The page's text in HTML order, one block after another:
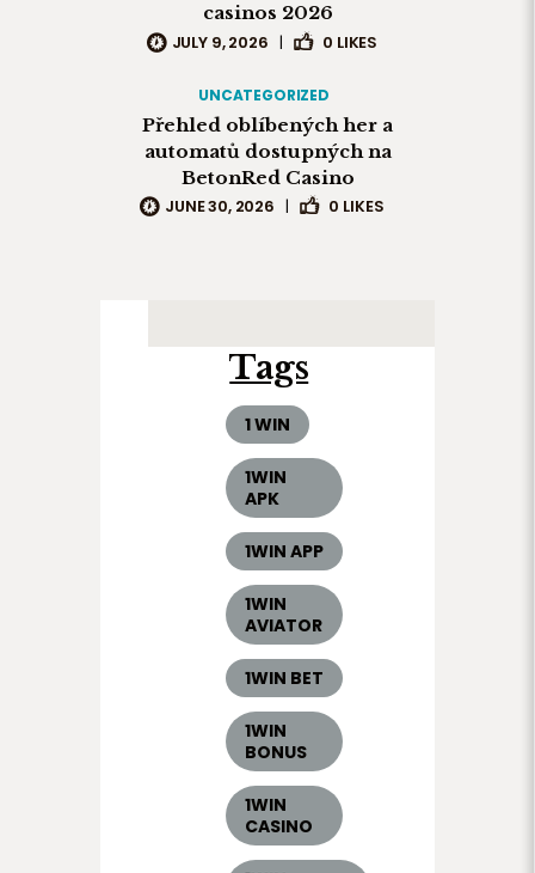
casinos 2026
JULY 9, 2026 | 0 LIKES
UNCATEGORIZED
Přehled oblíbených her a
automatů dostupných na
BetonRed Casino
JUNE 30, 2026 | 0 LIKES
Tags
1 WIN
1WIN
APK
1WIN APP
1WIN
AVIATOR
1WIN BET
1WIN
BONUS
1WIN
CASINO